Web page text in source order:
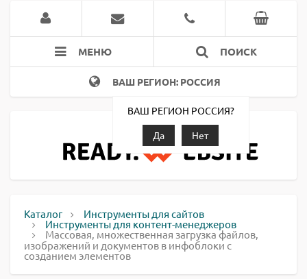
МЕНЮ ПОИСК
ВАШ РЕГИОН: РОССИЯ
ВАШ РЕГИОН РОССИЯ?
Да
Нет
Каталог Инструменты для сайтов
Инструменты для контент-менеджеров
Массовая, множественная загрузка файлов,
изображений и документов в инфоблоки с
созданием элементов